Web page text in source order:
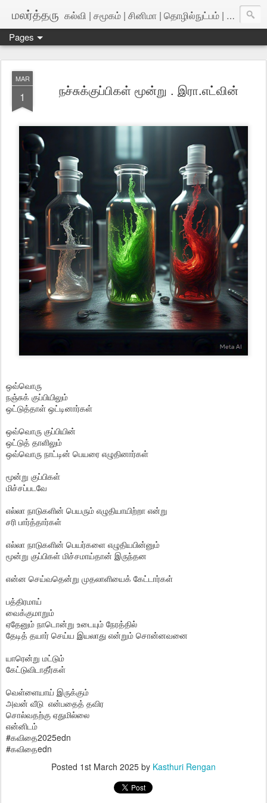
மலர்த்தரு கல்வி | சமூகம் | சினிமா | தொழில்நுட்பம் | அறிவியல்
Pages
MAR
1 நச்சுக்குப்பிகள் மூன்று . இரா.எட்வின்
ஒவ்வொரு
நஞ்சுக் குப்பியிலும்
ஒட்டுத்தாள் ஒட்டினார்கள்
ஒவ்வொரு குப்பியின்
ஒட்டுத் தாளிலும்
ஒவ்வொரு நாட்டின் பெயரை எழுதினார்கள்
மூன்று குப்பிகள்
மிச்சப்படவே
எல்லா நாடுகளின் பெயரும் எழுதியாயிற்றா என்று
சரி பார்த்தார்கள்
எல்லா நாடுகளின் பெயர்களை எழுதியபின்னும்
மூன்று குப்பிகள் மிச்சமாய்தான் இருந்தன
என்ன செய்வதென்று முதலாளியைக் கேட்டார்கள்
பத்திரமாய்
வைக்குமாறும்
ஏதேனும் நாடொன்று உடையும் நேரத்தில்
தேடித் தயார் செய்ய இயலாது என்றும் சொன்னவனை
யாரென்று மட்டும்
கேட்டுவிடாதீர்கள்
வெள்ளையாய் இருக்கும்
அவன் வீடு என்பதைத் தவிர
சொல்வதற்கு ஏதுமில்லை
என்னிடம்
#கவிதை2025edn
#கவிதைedn
Posted 1st March 2025 by Kasthuri Rengan